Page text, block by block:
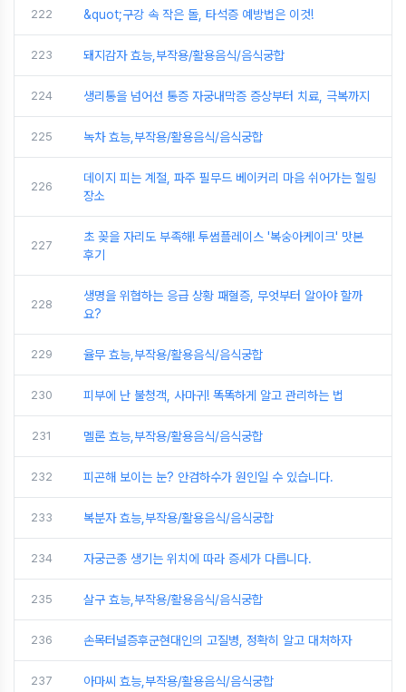
222 &quot;구강 속 작은 돌, 타석증 예방법은 이것!
223 돼지감자 효능,부작용/활용음식/음식궁합
224 생리통을 넘어선 통증 자궁내막증 증상부터 치료, 극복까지
225 녹차 효능,부작용/활용음식/음식궁합
226
데이지 피는 계절, 파주 필무드 베이커리 마음 쉬어가는 힐링
장소
227
초 꽂을 자리도 부족해! 투썸플레이스 '복숭아케이크' 맛본
후기
228
생명을 위협하는 응급 상황 패혈증, 무엇부터 알아야 할까
요?
229 율무 효능,부작용/활용음식/음식궁합
230 피부에 난 불청객, 사마귀! 똑똑하게 알고 관리하는 법
231 멜론 효능,부작용/활용음식/음식궁합
232 피곤해 보이는 눈? 안검하수가 원인일 수 있습니다.
233 복분자 효능,부작용/활용음식/음식궁합
234 자궁근종 생기는 위치에 따라 증세가 다릅니다.
235 살구 효능,부작용/활용음식/음식궁합
236 손목터널증후군현대인의 고질병, 정확히 알고 대처하자
237 아마씨 효능,부작용/활용음식/음식궁합